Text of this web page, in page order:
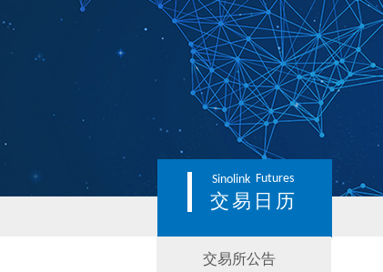
Sinolink Futures
交易日历
交易所公告